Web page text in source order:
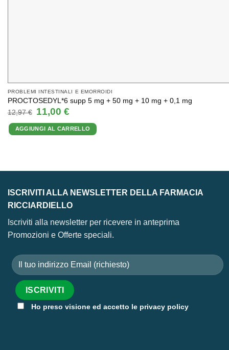
PROBLEMI INTESTINALI E EMORROIDI
PROCTOSEDYL*6 supp 5 mg + 50 mg + 10 mg + 0,1 mg
12,97€
Il
prezzo
originale
era:
12,97 €.
11,00 €Il
prezzo
attuale
è:
11,00 €.
AGGIUNGI AL CARRELLO
ISCRIVITI ALLA NEWSLETTER DELLA FARMACIA
RICCIARDIELLO
Iscriviti alla newsletter per ricevere in anteprima
Promozioni e Offerte speciali.
Ho preso visione ed accetto le privacy policy